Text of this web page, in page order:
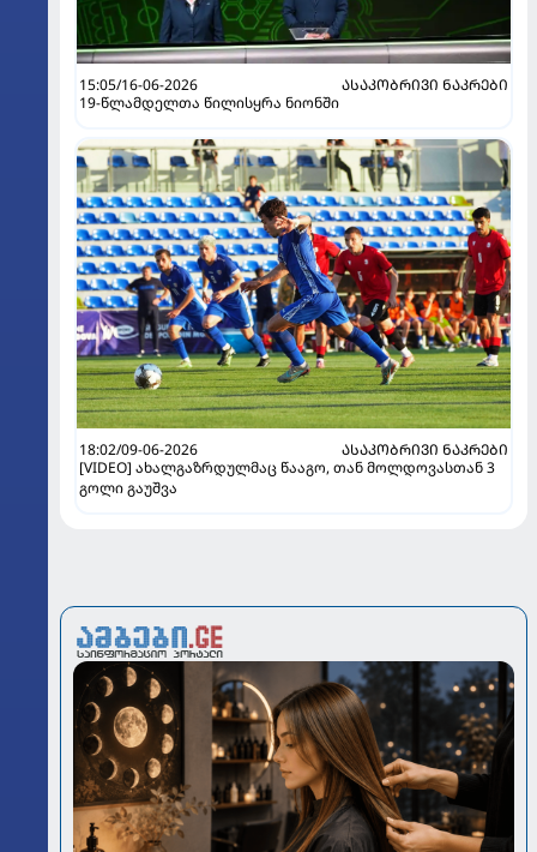
15:05/16-06-2026
ᲐᲡᲐᲙᲝᲑᲠᲘᲕᲘ ᲜᲐᲙᲠᲔᲑᲘ
19-წლამდელთა წილისყრა ნიონში
18:02/09-06-2026
ᲐᲡᲐᲙᲝᲑᲠᲘᲕᲘ ᲜᲐᲙᲠᲔᲑᲘ
[VIDEO] ახალგაზრდულმაც წააგო, თან მოლდოვასთან 3
გოლი გაუშვა